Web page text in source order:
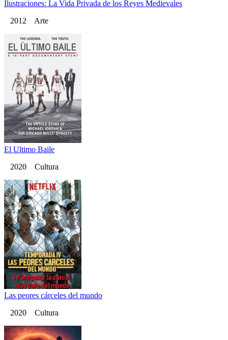
Ilustraciones: La Vida Privada de los Reyes Medievales
2012 Arte
El Ultimo Baile
2020 Cultura
Las peores cárceles del mundo
2020 Cultura